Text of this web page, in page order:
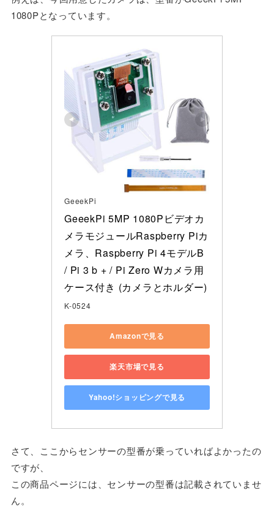
1080Pとなっています。
GeeekPi
GeeekPi 5MP 1080Pビデオカ
メラモジュールRaspberry Piカ
メラ、Raspberry Pi 4モデルB
/ Pi 3 b + / Pi Zero Wカメラ用
ケース付き (カメラとホルダー)
K-0524
Amazonで見る
楽天市場で見る
Yahoo!ショッピングで見る
さて、ここからセンサーの型番が乗っていればよかったの
ですが、
この商品ページには、センサーの型番は記載されていませ
ん。